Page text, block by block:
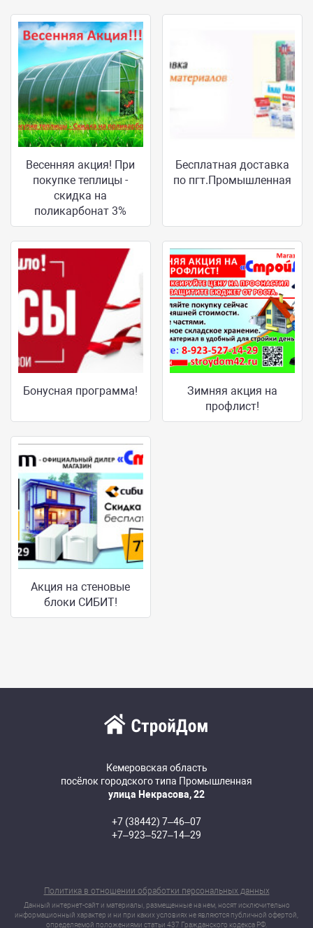
Весенняя акция! При
покупке теплицы -
скидка на
поликарбонат 3%
Бесплатная доставка
по пгт.Промышленная
Бонусная программа!
Зимняя акция на
профлист!
Акция на стеновые
блоки СИБИТ!
Кемеровская область
посёлок городского типа Промышленная
улица Некрасова, 22
+7 (38442) 7‒46‒07
+7‒923‒527‒14‒29
Политика в отношении обработки персональных данных
Данный интернет-сайт и материалы, размещенные на нем, носят исключительно
информационный характер и ни при каких условиях не являются публичной офертой,
определяемой положениями статьи 437 Гражданского кодекса РФ.